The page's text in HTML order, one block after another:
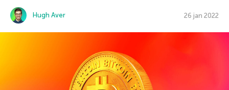
Hugh Aver 26 jan 2022